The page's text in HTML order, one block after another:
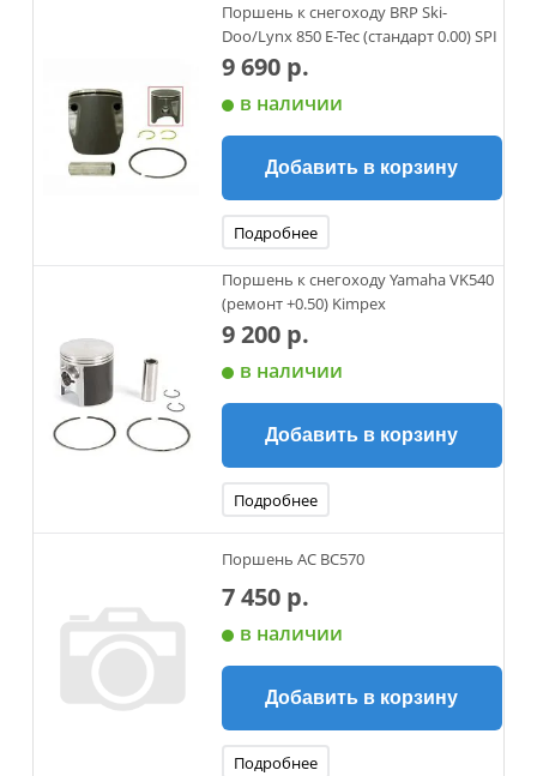
Поршень к снегоходу BRP Ski-
Doo/Lynx 850 E-Tec (cтандарт 0.00) SPI
9 690 р.
в наличии
Добавить в корзину
Подробнее
Поршень к снегоходу Yamaha VK540
(ремонт +0.50) Kimpex
9 200 р.
в наличии
Добавить в корзину
Подробнее
Поршень АС BC570
7 450 р.
в наличии
Добавить в корзину
Подробнее